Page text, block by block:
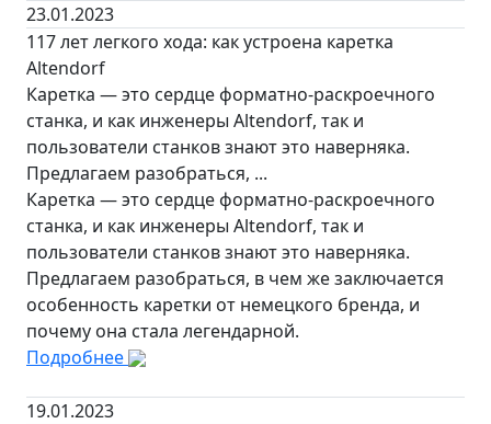
23.01.2023
117 лет легкого хода: как устроена каретка
Altendorf
Каретка — это сердце форматно-раскроечного
станка, и как инженеры Altendorf, так и
пользователи станков знают это наверняка.
Предлагаем разобраться, ...
Каретка — это сердце форматно-раскроечного
станка, и как инженеры Altendorf, так и
пользователи станков знают это наверняка.
Предлагаем разобраться, в чем же заключается
особенность каретки от немецкого бренда, и
почему она стала легендарной.
Подробнее
19.01.2023